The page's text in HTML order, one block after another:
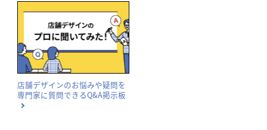
店舗デザインのお悩みや疑問を
専門家に質問できるQ&A掲示板